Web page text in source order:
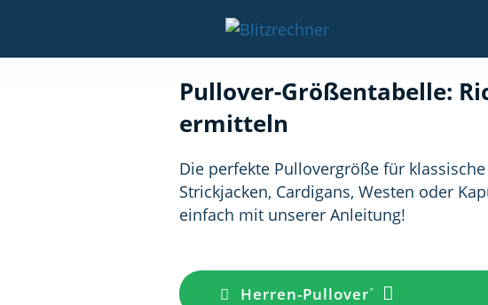
Pullover-Größentabelle:
ermitteln
Die perfekte Pullovergröße für
Strickjacken, Cardigans, Westen oder
einfach mit unserer Anleitung!
Herren-Pullover